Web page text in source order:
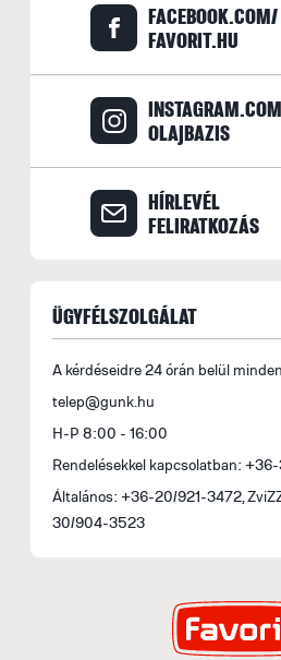
FACEBOOK.COM/
FAVORIT.HU
OLAJBAZIS
HÍRLEVÉL
FELIRATKOZÁS
ÜGYFÉLSZOLGÁLAT
A kérdéseidre 24 órán belül
telep@gunk.hu
H-P 8:00 - 16:00
Rendelésekkel kapcsolatban:
Általános: +36-20/921-3472,
30/904-3523